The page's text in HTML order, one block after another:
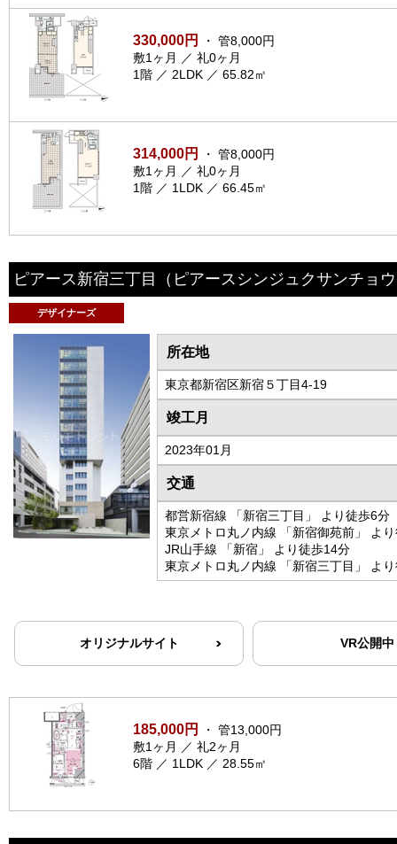
330,000円
・ 管8,000円
敷1ヶ月 ／ 礼0ヶ月
1階 ／ 2LDK ／ 65.82㎡
314,000円
・ 管8,000円
敷1ヶ月 ／ 礼0ヶ月
1階 ／ 1LDK ／ 66.45㎡
ピアース新宿三丁目 （ピアースシンジュクサンチョ
デザイナーズ
所在地
東京都新宿区新宿５丁目4-19
竣工月
2023年01月
交通
都営新宿線 「新宿三丁目」 より徒歩6分
東京メトロ丸ノ内線 「新宿御苑前」 よ
JR山手線 「新宿」 より徒歩14分
東京メトロ丸ノ内線 「新宿三丁目」 よ
オリジナルサイト VR公開中
185,000円
・ 管13,000円
敷1ヶ月 ／ 礼2ヶ月
6階 ／ 1LDK ／ 28.55㎡